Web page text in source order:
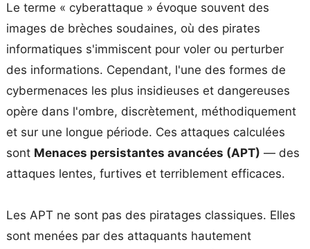
Le terme « cyberattaque » évoque souvent des
images de brèches soudaines, où des pirates
informatiques s'immiscent pour voler ou perturber
des informations. Cependant, l'une des formes de
cybermenaces les plus insidieuses et dangereuses
opère dans l'ombre, discrètement, méthodiquement
et sur une longue période. Ces attaques calculées
sont Menaces persistantes avancées (APT) — des
attaques lentes, furtives et terriblement efficaces.
Les APT ne sont pas des piratages classiques. Elles
sont menées par des attaquants hautement